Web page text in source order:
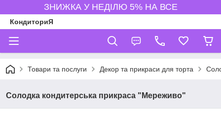
ЗНИЖКА У НЕДІЛЮ 5% НА ВСЕ
КондиториЯ
Товари та послуги Декор та прикраси для торта
Солодка кондитерська прикраса "Мереживо"